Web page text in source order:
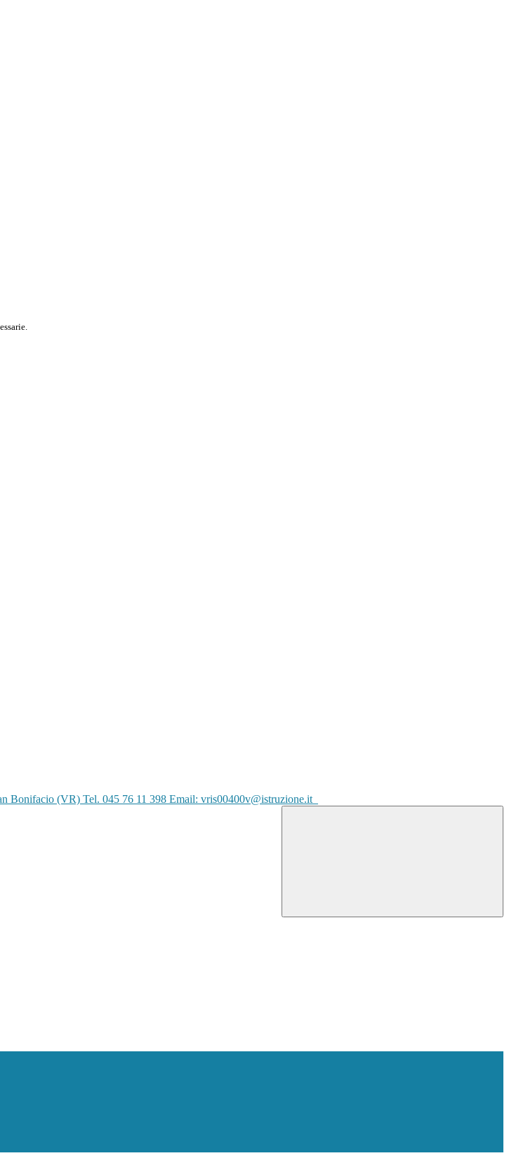
Bonifacio (VR) Tel. 045 76 11 398 Email: vris00400v@istruzione.it